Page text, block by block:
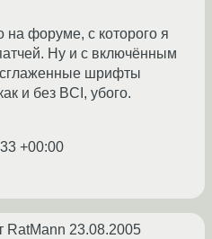
на форуме, с которого я
Ну и с включённым
шрифты
и без BCI, убого.
+00:00
RatMann 23.08.2005